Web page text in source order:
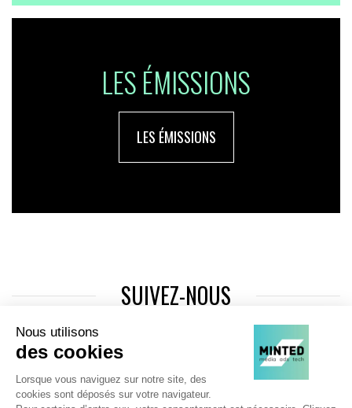
LES ÉMISSIONS
LES ÉMISSIONS
SUIVEZ-NOUS